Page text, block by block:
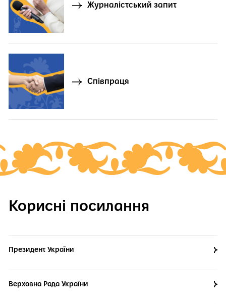
Журналістський запит
Співпраця
Корисні посилання
Президент України
Верховна Рада України